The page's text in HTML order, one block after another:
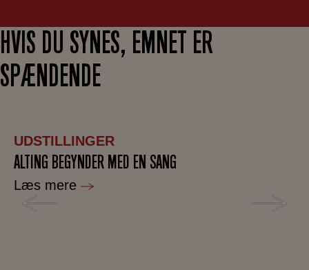
HVIS DU SYNES, EMNET ER
SPÆNDENDE
UDSTILLINGER
ALTING BEGYNDER MED EN SANG
Læs mere